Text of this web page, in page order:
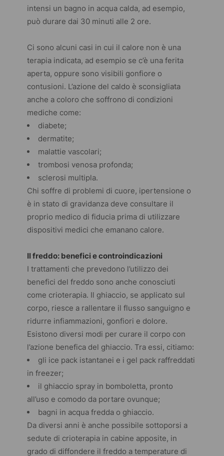
intensi un bagno in acqua calda, ad esempio,
può durare dai 30 minuti alle 2 ore.
Ci sono alcuni casi in cui il calore non è una
terapia indicata, ad esempio se c’è una ferita
aperta, oppure sono visibili gonfiore o
contusioni. L’azione del caldo è sconsigliata
anche a coloro che soffrono di condizioni
mediche come:
diabete;
dermatite;
malattie vascolari;
trombosi venosa profonda;
sclerosi multipla.
Chi soffre di problemi di cuore, ipertensione o
è in stato di gravidanza deve consultare il
proprio medico di fiducia prima di utilizzare
dispositivi medici che emanano calore.
Il freddo: benefici e controindicazioni
I trattamenti che prevedono l’utilizzo dei
benefici del freddo sono anche conosciuti
come crioterapia. Il ghiaccio, se applicato sul
corpo, riesce a rallentare il flusso sanguigno e
ridurre infiammazioni, gonfiori e dolore.
Esistono diversi modi per curare il corpo con
l’azione benefica del ghiaccio. Tra essi, citiamo:
gli ice packistantanei e i gel packraffreddati
in freezer;
il ghiaccio spray in bomboletta, pronto
all’uso e comodo da portare ovunque;
bagni in acqua fredda o ghiaccio.
Da diversi anni è anche possibile sottoporsi a
sedute di crioterapia in cabine apposite, in
grado di diffondere il freddo a temperature di